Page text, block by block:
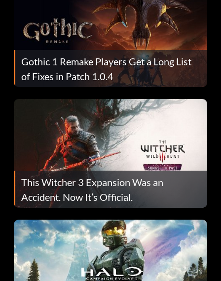
Gothic 1 Remake Players Get a Long List
of Fixes in Patch 1.0.4
This Witcher 3 Expansion Was an
Accident. Now It’s Official.